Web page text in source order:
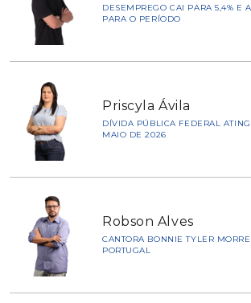
DESEMPREGO CAI PARA 5,4% E
PARA O PERÍODO
Priscyla Ávila
DÍVIDA PÚBLICA FEDERAL
MAIO DE 2026
Robson Alves
CANTORA BONNIE TYLER
PORTUGAL